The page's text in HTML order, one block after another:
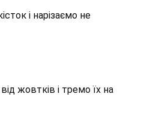
і нарізаємо не
жовтків і тремо їх на